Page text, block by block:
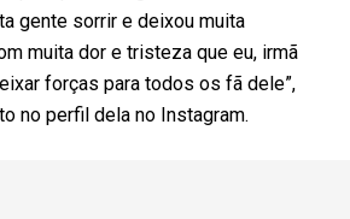
gente sorrir e deixou muita
muita dor e tristeza que eu, irmã
forças para todos os fã dele”,
no perfil dela no Instagram.